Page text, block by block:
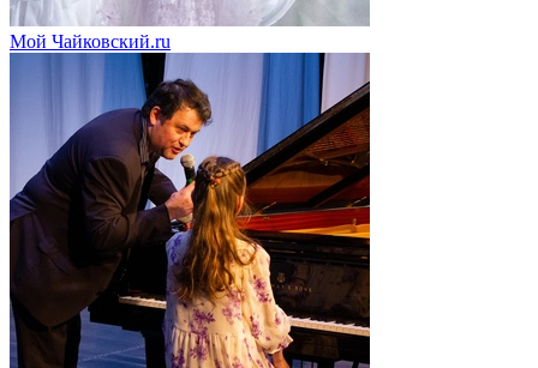
Мой Чайковский.ru